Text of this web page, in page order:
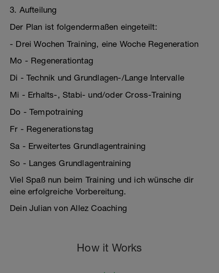
3. Aufteilung
Der Plan ist folgendermaßen eingeteilt:
- Drei Wochen Training, eine Woche Regeneration
Mo - Regenerationtag
Di - Technik und Grundlagen-/Lange Intervalle
Mi - Erhalts-, Stabi- und/oder Cross-Training
Do - Tempotraining
Fr - Regenerationstag
Sa - Erweitertes Grundlagentraining
So - Langes Grundlagentraining
Viel Spaß nun beim Training und ich wünsche dir
eine erfolgreiche Vorbereitung.
Dein Julian von Allez Coaching
How it Works